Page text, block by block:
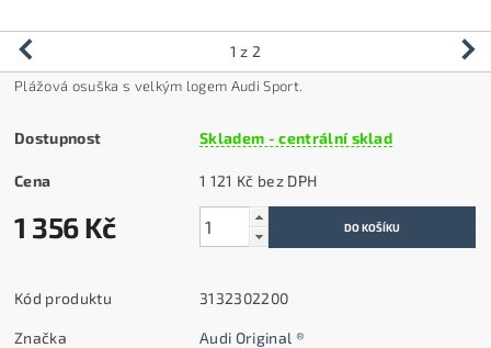
1 z 2
Plážová osuška s velkým logem Audi Sport.
Dostupnost Skladem - centrální sklad
Cena 1 121 Kč bez DPH
1 356 Kč
Kód produktu 3132302200
Značka Audi Original ®